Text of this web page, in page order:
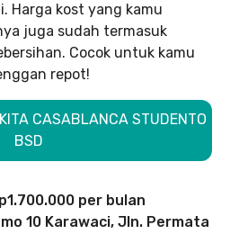
Harga kost yang kamu
juga sudah termasuk
Cocok untuk kamu
repot!
CASABLANCA STUDENTO
BSD
per bulan
10 Karawaci, Jln. Permata